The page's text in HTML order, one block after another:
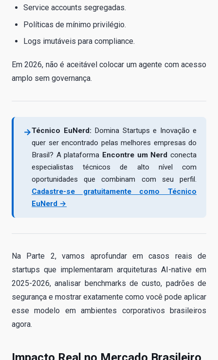
Service accounts segregadas.
Políticas de mínimo privilégio.
Logs imutáveis para compliance.
Em 2026, não é aceitável colocar um agente com acesso
amplo sem governança.
→Técnico EuNerd: Domina Startups e Inovação e
quer ser encontrado pelas melhores empresas do
Brasil? A plataforma Encontre um Nerd conecta
especialistas técnicos de alto nível com
oportunidades que combinam com seu perfil.
Cadastre-se gratuitamente como Técnico
EuNerd →
Na Parte 2, vamos aprofundar em casos reais de
startups que implementaram arquiteturas AI-native em
2025-2026, analisar benchmarks de custo, padrões de
segurança e mostrar exatamente como você pode aplicar
esse modelo em ambientes corporativos brasileiros
agora.